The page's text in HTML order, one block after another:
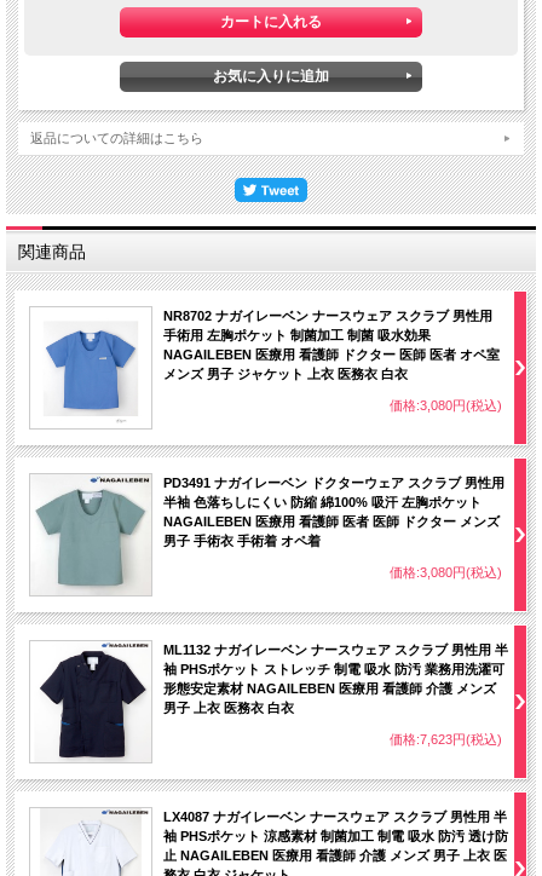
返品についての詳細はこちら
関連商品
NR8702 ナガイレーベン ナースウェア スクラブ 男性用
手術用 左胸ポケット 制菌加工 制菌 吸水効果
NAGAILEBEN 医療用 看護師 ドクター 医師 医者 オペ室
メンズ 男子 ジャケット 上衣 医務衣 白衣
価格:3,080円(税込)
PD3491 ナガイレーベン ドクターウェア スクラブ 男性用
半袖 色落ちしにくい 防縮 綿100% 吸汗 左胸ポケット
NAGAILEBEN 医療用 看護師 医者 医師 ドクター メンズ
男子 手術衣 手術着 オペ着
価格:3,080円(税込)
ML1132 ナガイレーベン ナースウェア スクラブ 男性用 半
袖 PHSポケット ストレッチ 制電 吸水 防汚 業務用洗濯可
形態安定素材 NAGAILEBEN 医療用 看護師 介護 メンズ
男子 上衣 医務衣 白衣
価格:7,623円(税込)
LX4087 ナガイレーベン ナースウェア スクラブ 男性用 半
袖 PHSポケット 涼感素材 制菌加工 制電 吸水 防汚 透け防
止 NAGAILEBEN 医療用 看護師 介護 メンズ 男子 上衣 医